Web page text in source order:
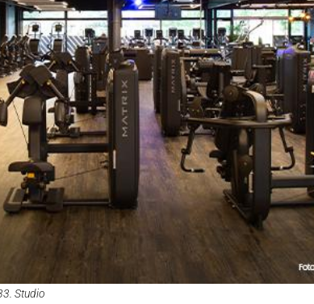
Studio